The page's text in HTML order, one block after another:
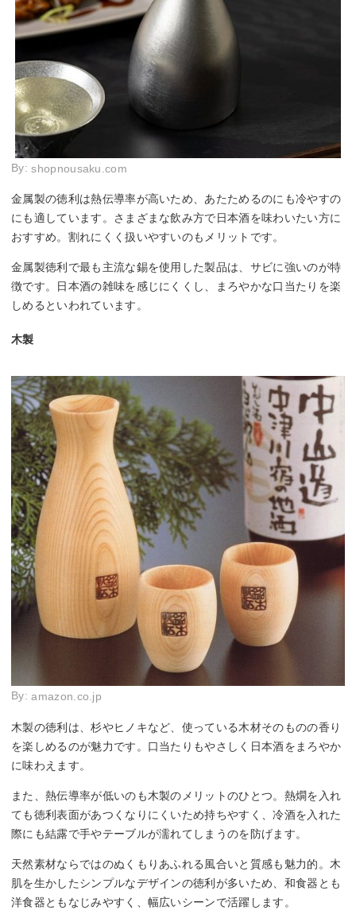
By: shopnousaku.com
金属製の徳利は熱伝導率が高いため、あたためるのにも冷やすの
にも適しています。さまざまな飲み方で日本酒を味わいたい方に
おすすめ。割れにくく扱いやすいのもメリットです。
金属製徳利で最も主流な錫を使用した製品は、サビに強いのが特
徴です。日本酒の雑味を感じにくくし、まろやかな口当たりを楽
しめるといわれています。
木製
By:amazon.co.jp
木製の徳利は、杉やヒノキなど、使っている木材そのものの香り
を楽しめるのが魅力です。口当たりもやさしく日本酒をまろやか
に味わえます。
また、熱伝導率が低いのも木製のメリットのひとつ。熱燗を入れ
ても徳利表面があつくなりにくいため持ちやすく、冷酒を入れた
際にも結露で手やテーブルが濡れてしまうのを防げます。
天然素材ならではのぬくもりあふれる風合いと質感も魅力的。木
肌を生かしたシンプルなデザインの徳利が多いため、和食器とも
洋食器ともなじみやすく、幅広いシーンで活躍します。